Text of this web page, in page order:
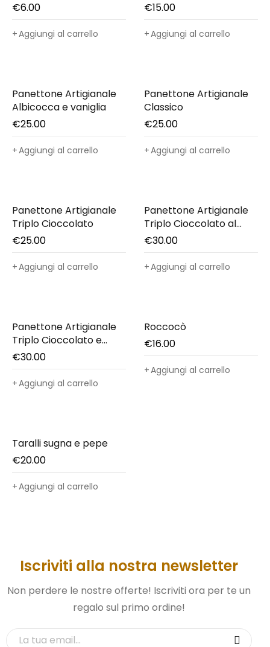
€6.00
Aggiungi al carrello
€15.00
Aggiungi al carrello
Panettone Artigianale
Albicocca e vaniglia
€25.00
Aggiungi al carrello
Panettone Artigianale
Classico
€25.00
Aggiungi al carrello
Panettone Artigianale
Triplo Cioccolato
€25.00
Aggiungi al carrello
Panettone Artigianale
Triplo Cioccolato al
Rum
€30.00
Aggiungi al carrello
Panettone Artigianale
Triplo Cioccolato e
Pistacchio
€30.00
Aggiungi al carrello
Roccocò
€16.00
Aggiungi al carrello
Taralli sugna e pepe
€20.00
Aggiungi al carrello
Iscriviti alla nostra newsletter
Non perdere le nostre offerte! Iscriviti ora per te un
regalo sul primo ordine!